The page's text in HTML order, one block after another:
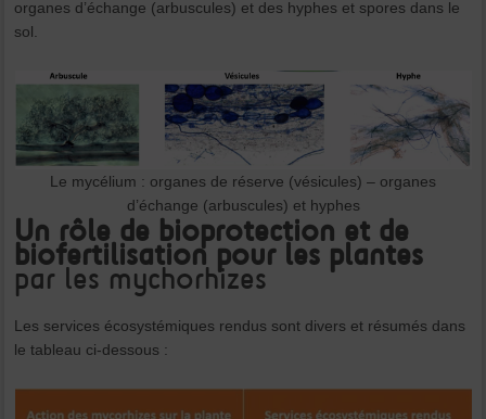
organes d’échange (arbuscules) et des hyphes et spores dans le
sol.
Le mycélium : organes de réserve (vésicules) – organes
d’échange (arbuscules) et hyphes
Un rôle de bioprotection et de
biofertilisation pour les plantes
par les mychorhizes
Les services écosystémiques rendus sont divers et résumés dans
le tableau ci-dessous :